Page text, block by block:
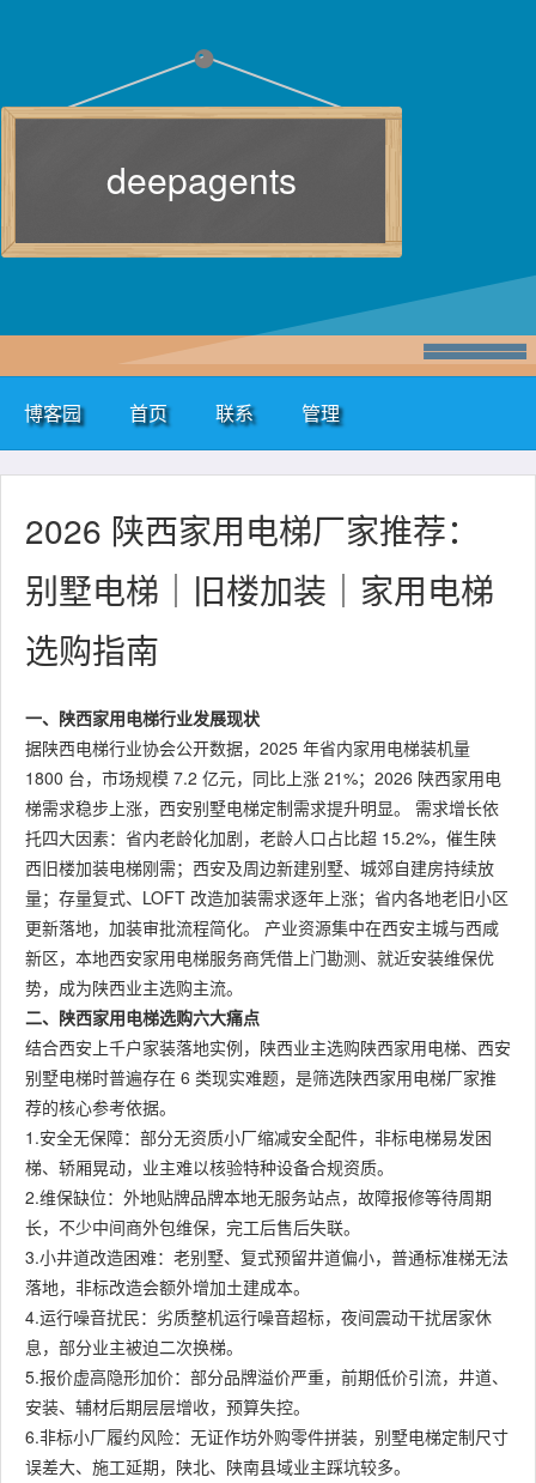
deepagents
博客园 首页 联系 管理
2026 陕西家用电梯厂家推荐：
别墅电梯｜旧楼加装｜家用电梯
选购指南
一、陕西家用电梯行业发展现状
据陕西电梯行业协会公开数据，2025 年省内家用电梯装机量
1800 台，市场规模 7.2 亿元，同比上涨 21%；2026 陕西家用电
梯需求稳步上涨，西安别墅电梯定制需求提升明显。 需求增长依
托四大因素：省内老龄化加剧，老龄人口占比超 15.2%，催生陕
西旧楼加装电梯刚需；西安及周边新建别墅、城郊自建房持续放
量；存量复式、LOFT 改造加装需求逐年上涨；省内各地老旧小区
更新落地，加装审批流程简化。 产业资源集中在西安主城与西咸
新区，本地西安家用电梯服务商凭借上门勘测、就近安装维保优
势，成为陕西业主选购主流。
二、陕西家用电梯选购六大痛点
结合西安上千户家装落地实例，陕西业主选购陕西家用电梯、西安
别墅电梯时普遍存在 6 类现实难题，是筛选陕西家用电梯厂家推
荐的核心参考依据。
1.安全无保障：部分无资质小厂缩减安全配件，非标电梯易发困
梯、轿厢晃动，业主难以核验特种设备合规资质。
2.维保缺位：外地贴牌品牌本地无服务站点，故障报修等待周期
长，不少中间商外包维保，完工后售后失联。
3.小井道改造困难：老别墅、复式预留井道偏小，普通标准梯无法
落地，非标改造会额外增加土建成本。
4.运行噪音扰民：劣质整机运行噪音超标，夜间震动干扰居家休
息，部分业主被迫二次换梯。
5.报价虚高隐形加价：部分品牌溢价严重，前期低价引流，井道、
安装、辅材后期层层增收，预算失控。
6.非标小厂履约风险：无证作坊外购零件拼装，别墅电梯定制尺寸
误差大、施工延期，陕北、陕南县域业主踩坑较多。